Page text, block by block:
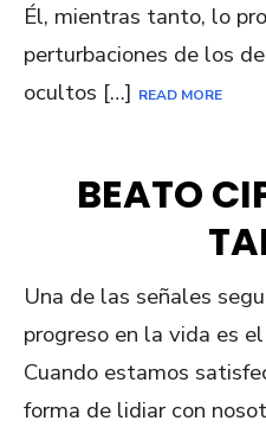
Él, mientras tanto, lo
perturbaciones de los
ocultos […] READ MORE
BEATO
Una de las señales
progreso en la vida es
Cuando estamos
forma de lidiar con